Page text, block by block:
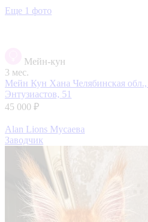
Еще 1 фото
Мейн-кун
3 мес.
Мейн Кун Хана Челябинская
Энтузиастов, 51
45 000 ₽
Alan Lions Мусаева
Заводчик